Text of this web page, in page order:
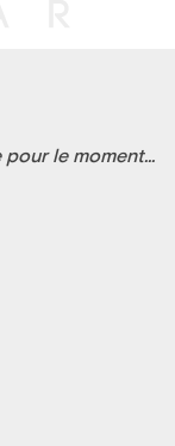
le moment...